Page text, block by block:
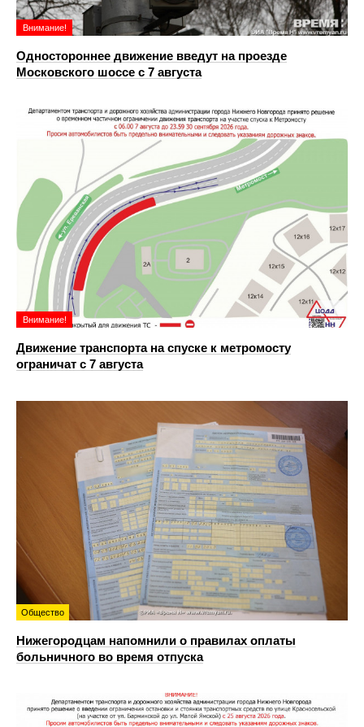
Внимание!
Одностороннее движение введут на проезде
Московского шоссе с 7 августа
Внимание!
Движение транспорта на спуске к метромосту
ограничат с 7 августа
Общество
Нижегородцам напомнили о правилах оплаты
больничного во время отпуска